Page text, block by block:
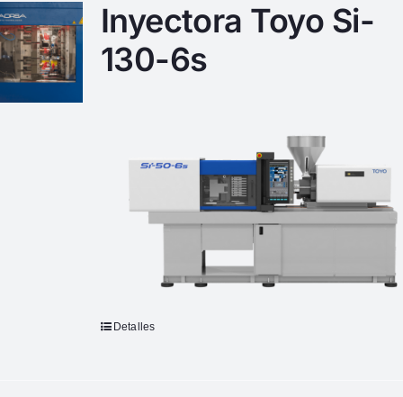
Inyectora Toyo Si-
130-6s
Detalles